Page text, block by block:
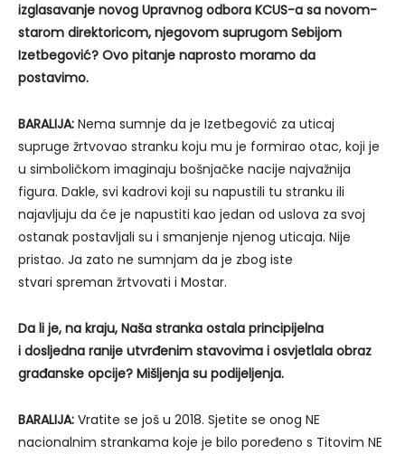
izglasavanje novog Upravnog odbora KCUS-a sa novom-
starom direktoricom, njegovom suprugom Sebijom
Izetbegović? Ovo pitanje naprosto moramo da
postavimo.
BARALIJA: Nema sumnje da je Izetbegović za uticaj
supruge žrtvovao stranku koju mu je formirao otac, koji je
u simboličkom imaginaju bošnjačke nacije najvažnija
figura. Dakle, svi kadrovi koji su napustili tu stranku ili
najavljuju da će je napustiti kao jedan od uslova za svoj
ostanak postavljali su i smanjenje njenog uticaja. Nije
pristao. Ja zato ne sumnjam da je zbog iste
stvari spreman žrtvovati i Mostar.
Da li je, na kraju, Naša stranka ostala principijelna
i dosljedna ranije utvrđenim stavovima i osvjetlala obraz
građanske opcije? Mišljenja su podijeljenja.
BARALIJA: Vratite se još u 2018. Sjetite se onog NE
nacionalnim strankama koje je bilo poređeno s Titovim NE